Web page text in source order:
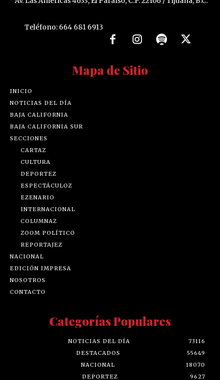
Teléfono: 664 681 6913
Mapa de Sitio
INICIO
NOTICIAS DEL DÍA
BAJA CALIFORNIA
BAJA CALIFORNIA SUR
SECCIONES
CARTAZ
CULTURA
DEPORTEZ
ESPECTÁCULOZ
EZENARIO
INTERNACIONAL
COLUMNAZ
ZOOM POLÍTICO
REPORTAJEZ
NACIONAL
EDICIÓN IMPRESA
NOSOTROS
CONTACTO
Categorías Populares
NOTICIAS DEL DÍA
73116
DESTACADOS
55649
NACIONAL
18070
DEPORTEZ
9627